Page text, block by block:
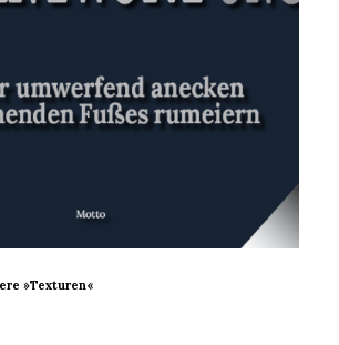
»Texturen«